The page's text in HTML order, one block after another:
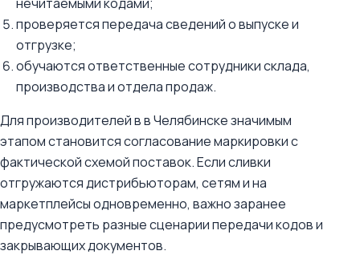
проверяется передача сведений о выпуске и
отгрузке;
обучаются ответственные сотрудники склада,
производства и отдела продаж.
Для производителей в в Челябинске значимым
этапом становится согласование маркировки с
фактической схемой поставок. Если сливки
отгружаются дистрибьюторам, сетям и на
маркетплейсы одновременно, важно заранее
предусмотреть разные сценарии передачи кодов и
закрывающих документов.